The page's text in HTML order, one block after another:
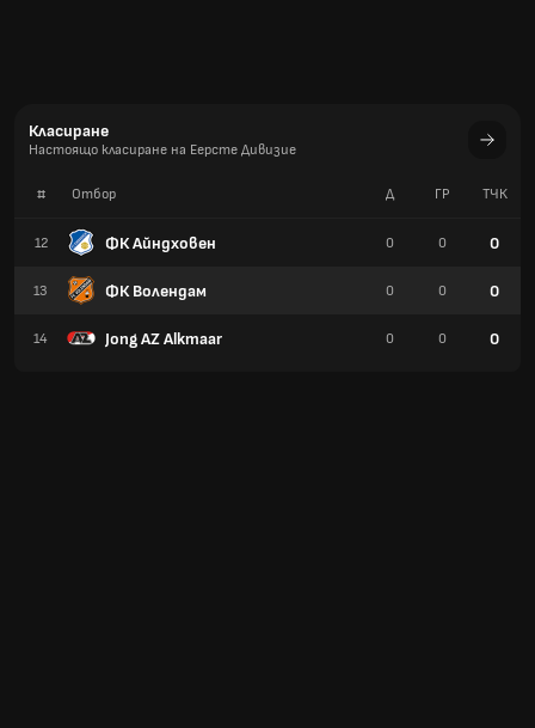
Класиране
Настоящо класиране на Еерсте Дивизие
# Отбор
12 ФК Айндховен
13 ФК Волендам
14 Jong AZ Alkmaar
Д ГР TЧК
0 0 0
0 0 0
0 0 0